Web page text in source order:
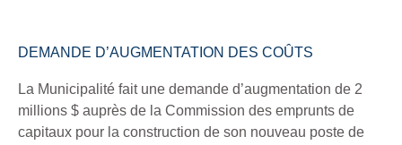
DEMANDE D’AUGMENTATION DES COÛTS
La Municipalité fait une demande d’augmentation de 2
millions $ auprès de la Commission des emprunts de
capitaux pour la construction de son nouveau poste de